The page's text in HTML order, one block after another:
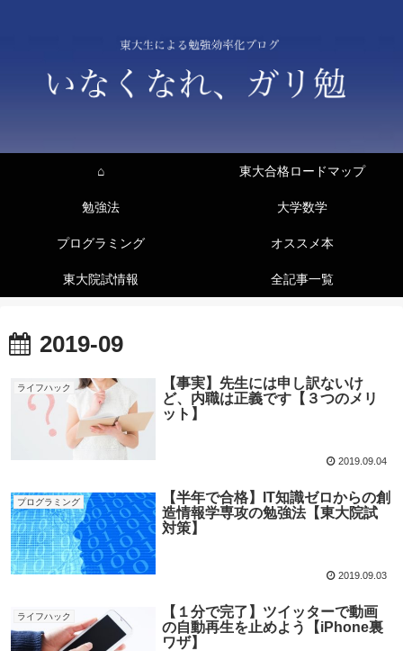
⌂ 東大合格ロードマップ
勉強法 大学数学
プログラミング オススメ本
東大院試情報 全記事一覧
2019-09
ライフハック
【事実】先生には申し訳ないけ
ど、内職は正義です【３つのメリ
ット】
2019.09.04
プログラミング
【半年で合格】IT知識ゼロからの創
造情報学専攻の勉強法【東大院試
対策】
2019.09.03
ライフハック
【１分で完了】ツイッターで動画
の自動再生を止めよう【iPhone裏
ワザ】